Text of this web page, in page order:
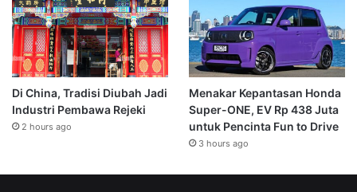
Di China, Tradisi Diubah Jadi
Industri Pembawa Rejeki
2 hours ago
Menakar Kepantasan Honda
Super-ONE, EV Rp 438 Juta
untuk Pencinta Fun to Drive
3 hours ago